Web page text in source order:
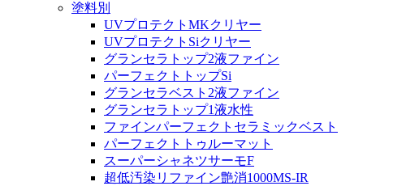
塗料別
UVプロテクトMKクリヤー
UVプロテクトSiクリヤー
グランセラトップ2液ファイン
パーフェクトトップSi
グランセラベスト2液ファイン
グランセラトップ1液水性
ファインパーフェクトセラミックベスト
パーフェクトトゥルーマット
スーパーシャネツサーモF
超低汚染リファイン艶消1000MS-IR